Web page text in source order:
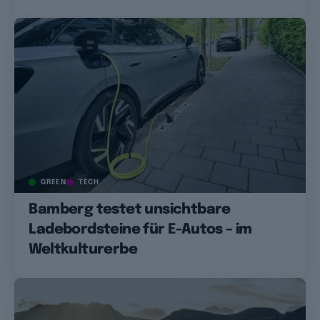
GREEN TECH
Bamberg testet unsichtbare
Ladebordsteine für E-Autos – im
Weltkulturerbe